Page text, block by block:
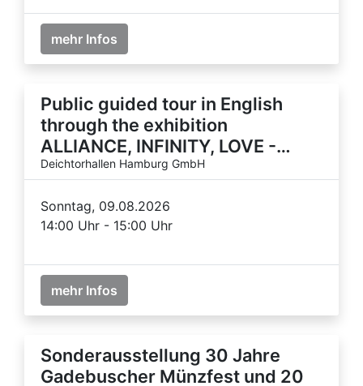
mehr Infos
Public guided tour in English
through the exhibition
ALLIANCE, INFINITY, LOVE -…
Deichtorhallen Hamburg GmbH
Sonntag, 09.08.2026
14:00 Uhr - 15:00 Uhr
mehr Infos
Sonderausstellung 30 Jahre
Gadebuscher Münzfest und 20